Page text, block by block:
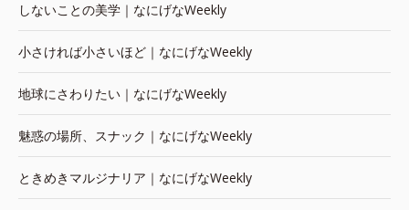
しないことの美学｜なにげなWeekly
小さければ小さいほど｜なにげなWeekly
地球にさわりたい｜なにげなWeekly
魅惑の場所、スナック｜なにげなWeekly
ときめきマルジナリア｜なにげなWeekly